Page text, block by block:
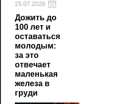
25.07.2026
Дожить до
100 лет и
оставаться
молодым:
за это
отвечает
маленькая
железа в
груди